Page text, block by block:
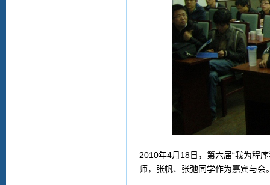
2010年4月18日，第六届“我为程
师，张帆、张弛同学作为嘉宾与